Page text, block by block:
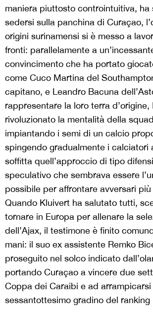
maniera piuttosto controintuitiva, ha
sedersi sulla panchina di Curaçao,
origini surinamensi si è messo a
fronti: parallelamente a
convincimento che ha portato
come Cuco Martina del
capitano, e Leandro Bacuna
rappresentare la loro terra d’origine,
rivoluzionato la mentalità della
impiantando i semi di un calcio
spingendo gradualmente i calciatori
soffitta quell’approccio di tipo
speculativo che sembrava essere
possibile per affrontare avversari
Quando Kluivert ha salutato tutti,
tornare in Europa per allenare la
dell’Ajax, il testimone è finito
mani: il suo ex assistente Remko
proseguito nel solco indicato
portando Curaçao a vincere due
Coppa dei Caraibi e ad arrampicarsi
sessantottesimo gradino del ranking